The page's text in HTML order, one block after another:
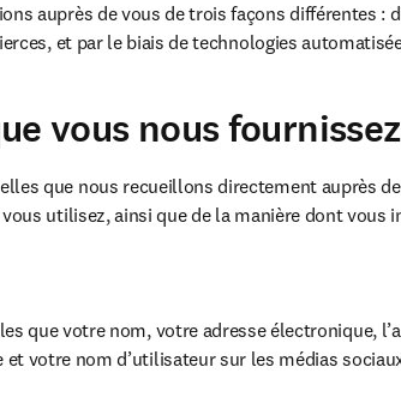
auprès de vous de trois façons différentes :
et par le biais de technologies
vous nous fournissez
que nous recueillons directement auprès
utilisez, ainsi que de la manière dont vous
que votre nom, votre adresse électronique,
et votre nom d’utilisateur sur les médias